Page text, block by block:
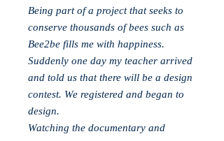
Being part of a project that seeks to
conserve thousands of bees such as
Bee2be fills me with happiness.
Suddenly one day my teacher arrived
and told us that there will be a design
contest. We registered and began to
design.
Watching the documentary and